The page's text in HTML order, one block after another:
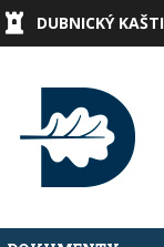
DUBNICKÝ